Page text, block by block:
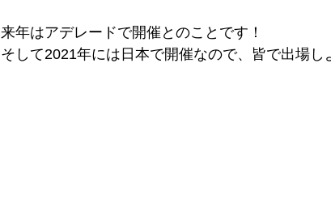
来年はアデレードで開催とのことです！
そして2021年には日本で開催なので、皆で出場し